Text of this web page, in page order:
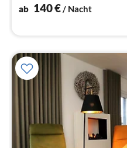
ab 140€/ Nacht